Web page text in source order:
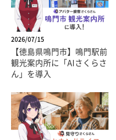
2026/07/15
【徳島県鳴門市】鳴門駅前
観光案内所に「AIさくらさ
ん」を導入